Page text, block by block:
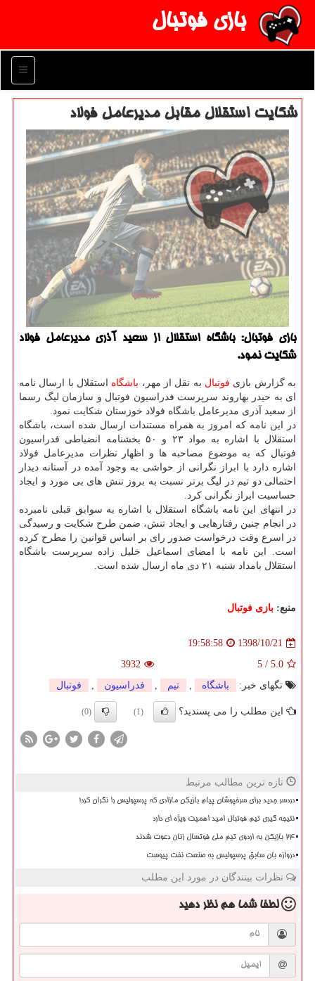
بازی فوتبال
منو
شكایت استقلال مقابل مدیرعامل فولاد
بازی فوتبال: باشگاه استقلال از سعید آذری مدیرعامل فولاد
شكایت نمود.
به گزارش بازی فوتبال به نقل از مهر، باشگاه استقلال با ارسال نامه
ای به حیدر بهاروند سرپرست فدراسیون فوتبال و سازمان لیگ رسما
از سعید آذری مدیرعامل باشگاه فولاد خوزستان شكایت نمود.
در این نامه كه امروز به همراه مستندات ارسال شده است، باشگاه
استقلال با اشاره به مواد ۲۳ و ۵۰ بخشنامه انضباطی فدراسیون
فوتبال كه به موضوع مصاحبه ها و اظهار نظرات مدیرعامل فولاد
اشاره دارد با ابراز نگرانی از حواشی به وجود آمده در آستانه دیدار
احتمالی دو تیم در لیگ برتر نسبت به بروز تنش های بی مورد و ایجاد
حساسیت ابراز نگرانی كرد.
در انتهای این نامه باشگاه استقلال با اشاره به سوابق قبلی نامبرده
در انجام چنین رفتارهایی و ایجاد تنش، ضمن طرح شكایت و رسیدگی
در اسرع وقت درخواست صدور رای بر اساس قوانین را مطرح كرده
است. این نامه با امضای اسماعیل خلیل زاده سرپرست باشگاه
استقلال بامداد شنبه ۲۱ دی ماه ارسال شده است.
منبع: بازی فوتبال
1398/10/21
19:58:58
5.0
/
5
3932
تگهای خبر:
باشگاه , تیم , فدراسیون , فوتبال
این مطلب را می پسندید؟ (1)
(0)
تازه ترین مطالب مرتبط
دردسر جدید برای سرخپوشان پیام بازیکن مازادی که پرسپولیس را نگران کرد!
نتیجه گیری تیم فوتبال امید اهمیت ویژه ای دارد
۲۴ بازیکن به اردوی تیم ملی فوتسال زنان دعوت شدند
دروازه بان سابق پرسپولیس به صنعت نفت پیوست
نظرات بینندگان در مورد این مطلب
لطفا شما همنظر دهید